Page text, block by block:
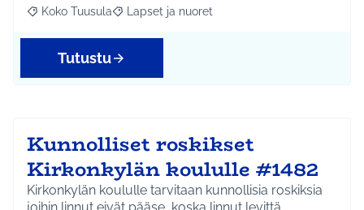
Rajaa tulokset aihepiirin mukaan: Koko Tuusula
Koko Tuusula Rajaa tulokset teeman mukaan: Lapset ja
Lapset ja nuoret
Tutustu
Kunnolliset roskikset
Kirkonkylän koululle #1482
Kirkonkylän koululle tarvitaan kunnollisia roskiksia